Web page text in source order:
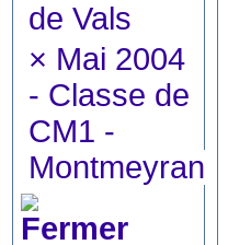
de Vals
× Mai 2004
- Classe de
CM1 -
Montmeyran